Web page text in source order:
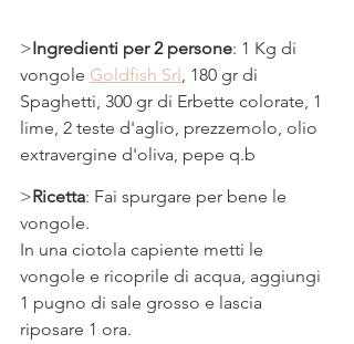
>Ingredienti per 2 persone: 1 Kg di
vongole Goldfish Srl, 180 gr di
Spaghetti, 300 gr di Erbette colorate, 1
lime, 2 teste d'aglio, prezzemolo, olio
extravergine d'oliva, pepe q.b
>Ricetta: Fai spurgare per bene le
vongole.
In una ciotola capiente metti le
vongole e ricoprile di acqua, aggiungi
1 pugno di sale grosso e lascia
riposare 1 ora.